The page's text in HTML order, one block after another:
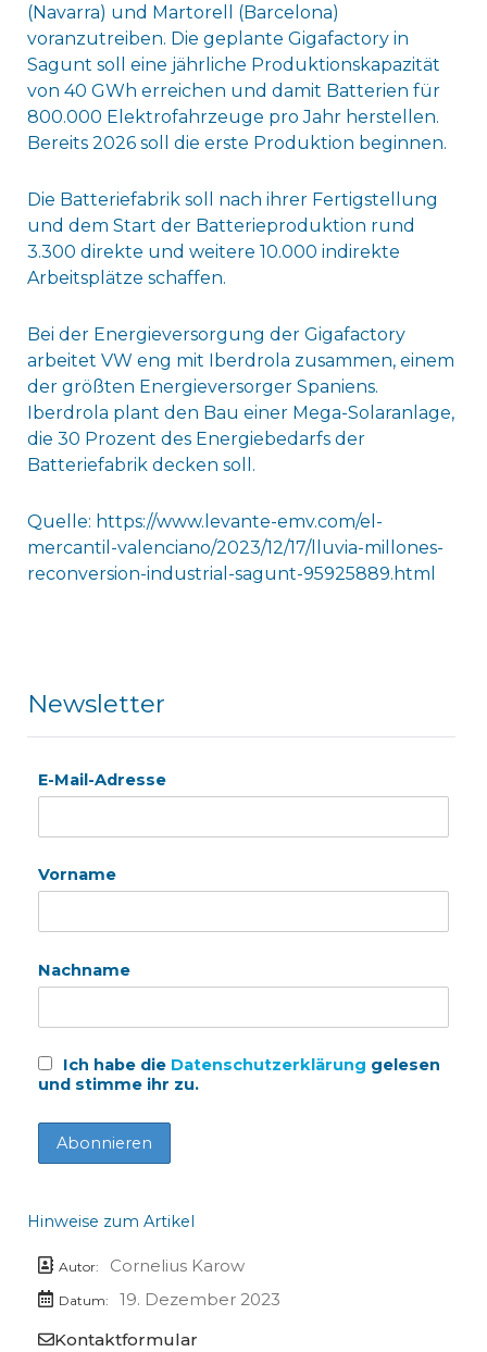
(Navarra) und Martorell (Barcelona)
voranzutreiben. Die geplante Gigafactory in
Sagunt soll eine jährliche Produktionskapazität
von 40 GWh erreichen und damit Batterien für
800.000 Elektrofahrzeuge pro Jahr herstellen.
Bereits 2026 soll die erste Produktion beginnen.
Die Batteriefabrik soll nach ihrer Fertigstellung
und dem Start der Batterieproduktion rund
3.300 direkte und weitere 10.000 indirekte
Arbeitsplätze schaffen.
Bei der Energieversorgung der Gigafactory
arbeitet VW eng mit Iberdrola zusammen, einem
der größten Energieversorger Spaniens.
Iberdrola plant den Bau einer Mega-Solaranlage,
die 30 Prozent des Energiebedarfs der
Batteriefabrik decken soll.
Quelle: https://www.levante-emv.com/el-
mercantil-valenciano/2023/12/17/lluvia-millones-
reconversion-industrial-sagunt-95925889.html
Newsletter
E-Mail-Adresse
Vorname
Nachname
Ich habe die Datenschutzerklärung gelesen
und stimme ihr zu.
Hinweise zum Artikel
Autor: Cornelius Karow
Datum:
19. Dezember 2023
Kontaktformular